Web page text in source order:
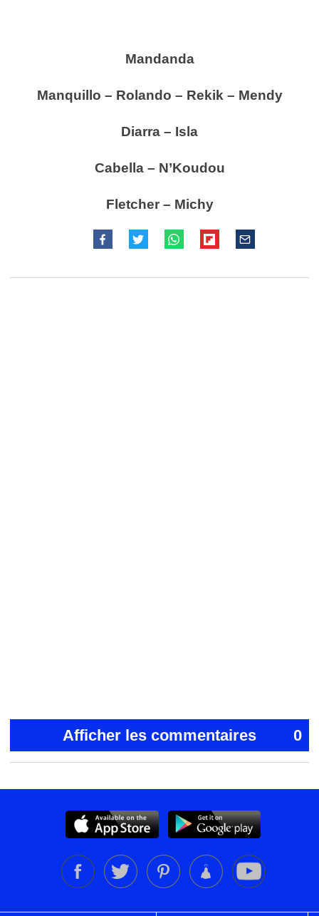
Mandanda
Manquillo – Rolando – Rekik – Mendy
Diarra – Isla
Cabella – N’Koudou
Fletcher – Michy
Afficher les commentaires 0